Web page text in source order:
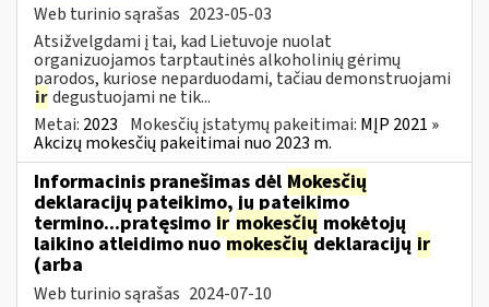
Web turinio sąrašas 2023-05-03
Atsižvelgdami į tai, kad Lietuvoje nuolat
organizuojamos tarptautinės alkoholinių gėrimų
parodos, kuriose neparduodami, tačiau demonstruojami
irdegustuojami ne tik...
Metai: 2023 Mokesčių įstatymų pakeitimai: MĮP 2021 »
Akcizų mokesčių pakeitimai nuo 2023 m.
Informacinis pranešimas dėl Mokesčių
deklaracijų pateikimo, jų pateikimo
termino...pratęsimo ir mokesčių mokėtojų
laikino atleidimo nuomokesčiųdeklaracijų ir
(arba
Web turinio sąrašas 2024-07-10